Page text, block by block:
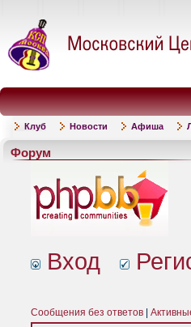
Клуб Новости Афиша
Форум
Вход
Сообщения без ответов